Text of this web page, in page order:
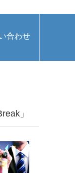
合わせ
」